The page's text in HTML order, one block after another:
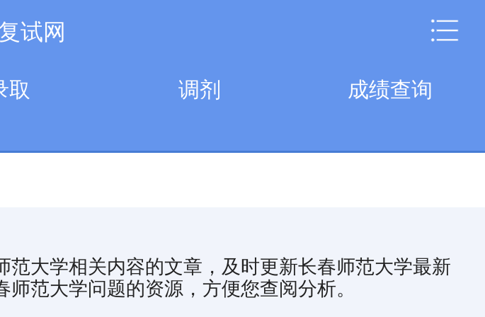
试网
取 调剂
成绩查询
大学相关内容的文章，及时更新长春师范大学最新
范大学问题的资源，方便您查阅分析。